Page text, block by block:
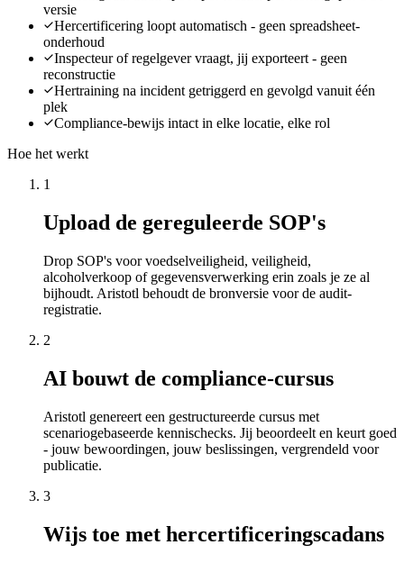
versie
Hercertificering loopt automatisch - geen spreadsheet-
onderhoud
Inspecteur of regelgever vraagt, jij exporteert - geen
reconstructie
Hertraining na incident getriggerd en gevolgd vanuit één
plek
Compliance-bewijs intact in elke locatie, elke rol
Hoe het werkt
1
Upload de gereguleerde SOP's
Drop SOP's voor voedselveiligheid, veiligheid,
alcoholverkoop of gegevensverwerking erin zoals je ze al
bijhoudt. Aristotl behoudt de bronversie voor de audit-
registratie.
2
AI bouwt de compliance-cursus
Aristotl genereert een gestructureerde cursus met
scenariogebaseerde kennischecks. Jij beoordeelt en keurt goed
- jouw bewoordingen, jouw beslissingen, vergrendeld voor
publicatie.
3
Wijs toe met hercertificeringscadans